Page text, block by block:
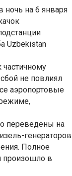
ночь на 6 января
Uzbekistan
не повлиял
аэропортовые
переведены на
генераторов
Полное
произошло в